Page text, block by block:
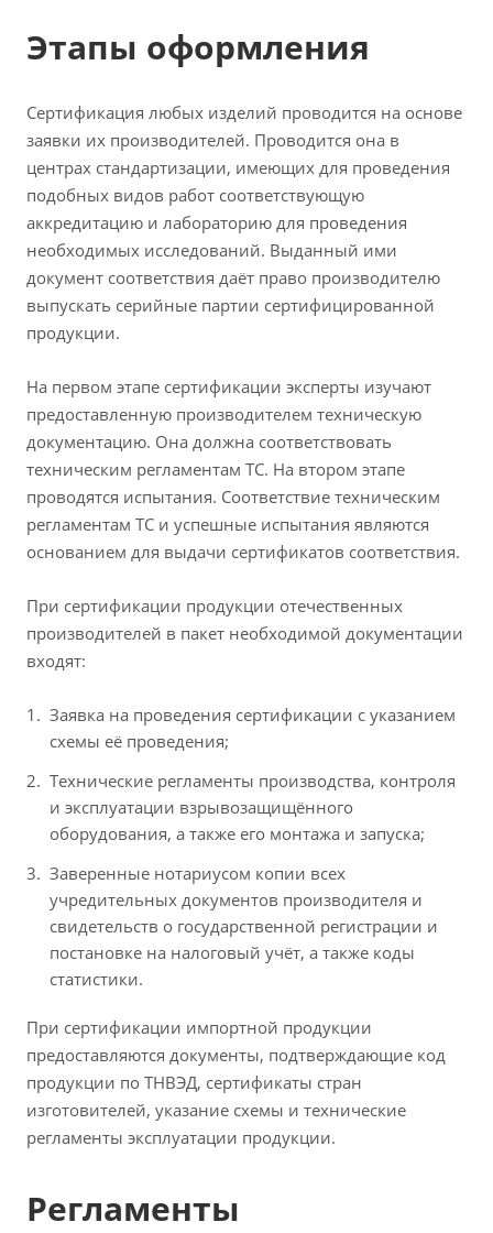
Этапы оформления
Сертификация любых изделий проводится на основе
заявки их производителей. Проводится она в
центрах стандартизации, имеющих для проведения
подобных видов работ соответствующую
аккредитацию и лабораторию для проведения
необходимых исследований. Выданный ими
документ соответствия даёт право производителю
выпускать серийные партии сертифицированной
продукции.
На первом этапе сертификации эксперты изучают
предоставленную производителем техническую
документацию. Она должна соответствовать
техническим регламентам ТС. На втором этапе
проводятся испытания. Соответствие техническим
регламентам ТС и успешные испытания являются
основанием для выдачи сертификатов соответствия.
При сертификации продукции отечественных
производителей в пакет необходимой документации
входят:
Заявка на проведения сертификации с указанием
схемы её проведения;
Технические регламенты производства, контроля
и эксплуатации взрывозащищённого
оборудования, а также его монтажа и запуска;
Заверенные нотариусом копии всех
учредительных документов производителя и
свидетельств о государственной регистрации и
постановке на налоговый учёт, а также коды
статистики.
При сертификации импортной продукции
предоставляются документы, подтверждающие код
продукции по ТНВЭД, сертификаты стран
изготовителей, указание схемы и технические
регламенты эксплуатации продукции.
Регламенты